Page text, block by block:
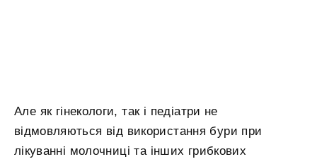
Але як гінекологи, так і педіатри не
відмовляються від використання бури при
лікуванні молочниці та інших грибкових